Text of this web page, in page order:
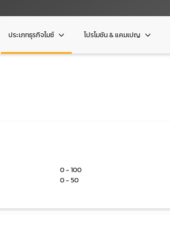
ประเภทธุรกิจไมซ์ โปรโมชัน & แคมเปญ
0 - 100
0 - 50